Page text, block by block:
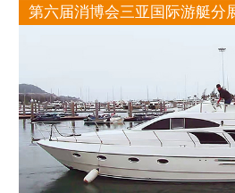
第六届消博会三亚国际游艇分